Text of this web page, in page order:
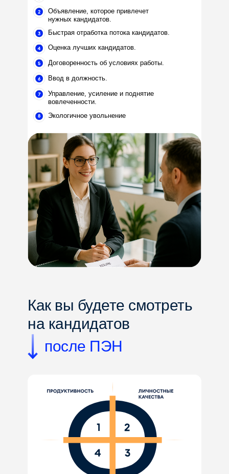
Объявление, которое привлечет
нужных кандидатов.
Быстрая отработка потока кандидатов.
Оценка лучших кандидатов.
Договоренность об условиях работы.
Ввод в должность.
Управление, усиление и поднятие
вовлеченности.
Экологичное увольнение
Как вы будете смотреть
на кандидатов
после ПЭН